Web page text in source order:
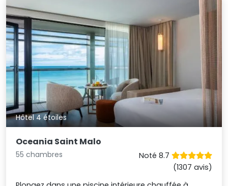
Hôtel 4 étoiles
Oceania Saint Malo
55 chambres
Noté 8.7
(1307 avis)